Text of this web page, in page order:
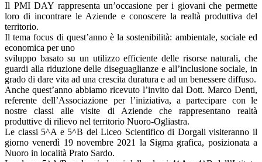
Il PMI DAY rappresenta un’occasione per i giovani che permette
loro di incontrare le Aziende e conoscere la realtà produttiva del
territorio.
Il tema focus di quest’anno è la sostenibilità: ambientale, sociale ed
economica per uno
sviluppo basato su un utilizzo efficiente delle risorse naturali, che
guardi alla riduzione delle diseguaglianze e all’inclusione sociale, in
grado di dare vita ad una crescita duratura e ad un benessere diffuso.
Anche quest’anno abbiamo ricevuto l’invito dal Dott. Marco Denti,
referente dell’Associazione per l’iniziativa, a partecipare con le
nostre classi alle visite di Aziende che rappresentano realtà
produttive di rilievo nel territorio Nuoro-Ogliastra.
Le classi 5^A e 5^B del Liceo Scientifico di Dorgali visiteranno il
giorno venerdì 19 novembre 2021 la Sigma grafica, posizionata a
Nuoro in località Prato Sardo.